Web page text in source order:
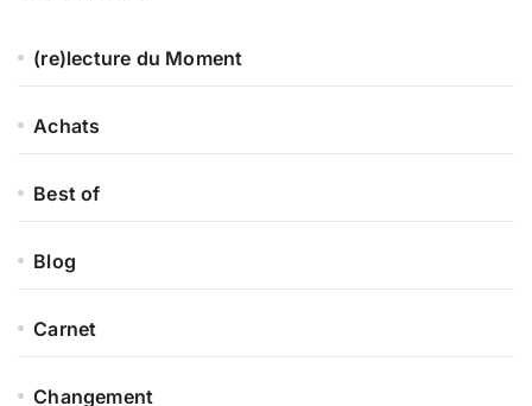
(re)lecture du Moment
Achats
Best of
Blog
Carnet
Changement